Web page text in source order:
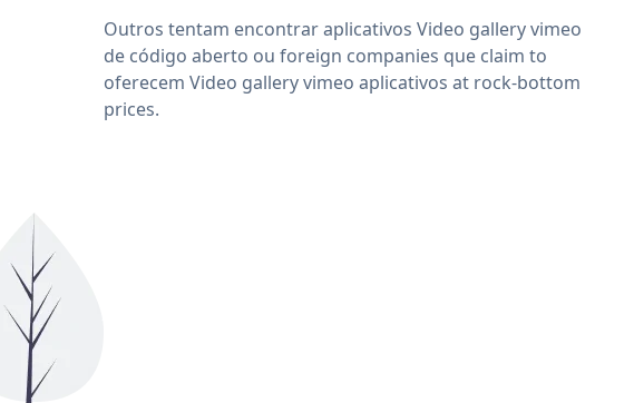
Outros tentam encontrar aplicativos Video gallery vimeo
de código aberto ou foreign companies que claim to
oferecem Video gallery vimeo aplicativos at rock-bottom
prices.